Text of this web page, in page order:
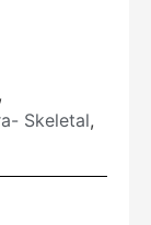
,
Skeletal,